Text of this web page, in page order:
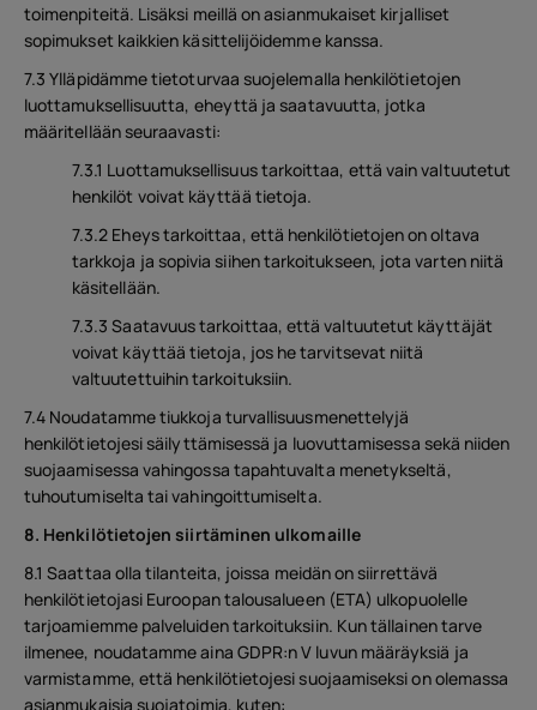
toimenpiteitä. Lisäksi meillä on asianmukaiset kirjalliset
sopimukset kaikkien käsittelijöidemme kanssa.
7.3 Ylläpidämme tietoturvaa suojelemalla henkilötietojen
luottamuksellisuutta, eheyttä ja saatavuutta, jotka
määritellään seuraavasti:
7.3.1 Luottamuksellisuus tarkoittaa, että vain valtuutetut
henkilöt voivat käyttää tietoja.
7.3.2 Eheys tarkoittaa, että henkilötietojen on oltava
tarkkoja ja sopivia siihen tarkoitukseen, jota varten niitä
käsitellään.
7.3.3 Saatavuus tarkoittaa, että valtuutetut käyttäjät
voivat käyttää tietoja, jos he tarvitsevat niitä
valtuutettuihin tarkoituksiin.
7.4 Noudatamme tiukkoja turvallisuusmenettelyjä
henkilötietojesi säilyttämisessä ja luovuttamisessa sekä niiden
suojaamisessa vahingossa tapahtuvalta menetykseltä,
tuhoutumiselta tai vahingoittumiselta.
8. Henkilötietojen siirtäminen ulkomaille
8.1 Saattaa olla tilanteita, joissa meidän on siirrettävä
henkilötietojasi Euroopan talousalueen (ETA) ulkopuolelle
tarjoamiemme palveluiden tarkoituksiin. Kun tällainen tarve
ilmenee, noudatamme aina GDPR:n V luvun määräyksiä ja
varmistamme, että henkilötietojesi suojaamiseksi on olemassa
asianmukaisia suojatoimia, kuten: